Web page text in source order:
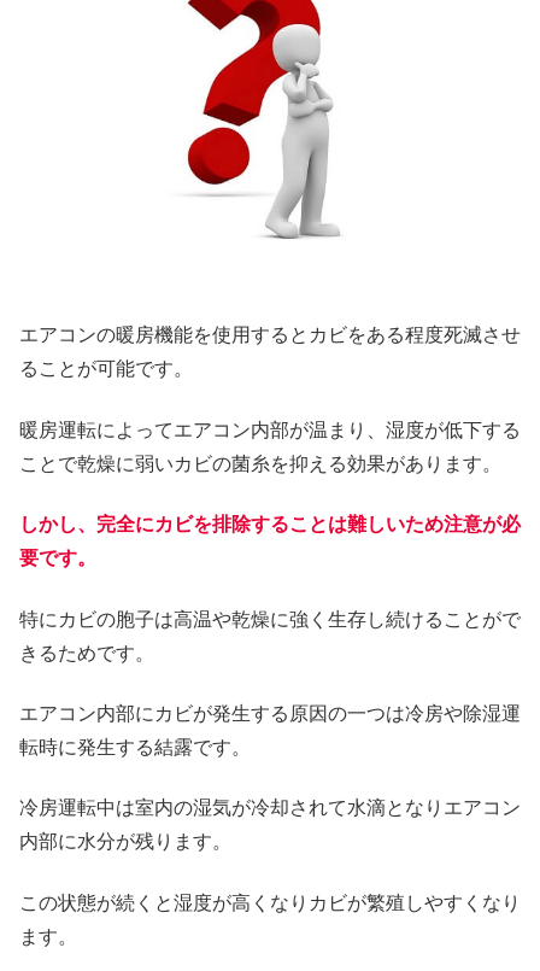
エアコンの暖房機能を使用するとカビをある程度死滅させ
ることが可能です。
暖房運転によってエアコン内部が温まり、湿度が低下する
ことで乾燥に弱いカビの菌糸を抑える効果があります。
しかし、完全にカビを排除することは難しいため注意が必
要です。
特にカビの胞子は高温や乾燥に強く生存し続けることがで
きるためです。
エアコン内部にカビが発生する原因の一つは冷房や除湿運
転時に発生する結露です。
冷房運転中は室内の湿気が冷却されて水滴となりエアコン
内部に水分が残ります。
この状態が続くと湿度が高くなりカビが繁殖しやすくなり
ます。